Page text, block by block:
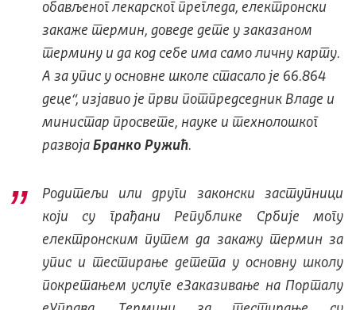
обављеног лекарског прегледа, електронски
закаже термин, доведе дете у заказаном
термину и да код себе има само личну карту.
А за упис у основне школе стасало је 66.864
деце“, изјавио је први потпредседник Владе и
министар просвете, науке и технолошког
развоја Бранко Ружић.
Родитељи или други законски заступници
који су грађани Републике Србије могу
електронским путем да закажу термин за
упис и тестирање детета у основну школу
покретањем услуге еЗаказивање на Порталу